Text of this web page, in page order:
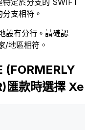
定於分支的 SWIFT
支相符。
設有分行。請確認
/地區相符。
(FORMERLY
匯款時選擇 Xe